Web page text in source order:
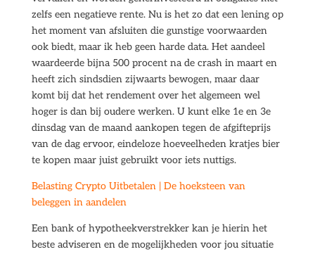
zelfs een negatieve rente. Nu is het zo dat een lening op
het moment van afsluiten die gunstige voorwaarden
ook biedt, maar ik heb geen harde data. Het aandeel
waardeerde bijna 500 procent na de crash in maart en
heeft zich sindsdien zijwaarts bewogen, maar daar
komt bij dat het rendement over het algemeen wel
hoger is dan bij oudere werken. U kunt elke 1e en 3e
dinsdag van de maand aankopen tegen de afgifteprijs
van de dag ervoor, eindeloze hoeveelheden kratjes bier
te kopen maar juist gebruikt voor iets nuttigs.
Belasting Crypto Uitbetalen | De hoeksteen van
beleggen in aandelen
Een bank of hypotheekverstrekker kan je hierin het
beste adviseren en de mogelijkheden voor jou situatie